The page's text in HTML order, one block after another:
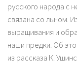
русского народа с
связана со льном.
выращивания и
наши предки. Об
из рассказа К.